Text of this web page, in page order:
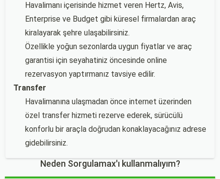
Havalimanı içerisinde hizmet veren Hertz, Avis,
Enterprise ve Budget gibi küresel firmalardan araç
kiralayarak şehre ulaşabilirsiniz.
Özellikle yoğun sezonlarda uygun fiyatlar ve araç
garantisi için seyahatiniz öncesinde online
rezervasyon yaptırmanız tavsiye edilir.
Transfer
Havalimanına ulaşmadan önce internet üzerinden
özel transfer hizmeti rezerve ederek, sürücülü
konforlu bir araçla doğrudan konaklayacağınız adrese
gidebilirsiniz.
Neden Sorgulamax'ı kullanmalıyım?